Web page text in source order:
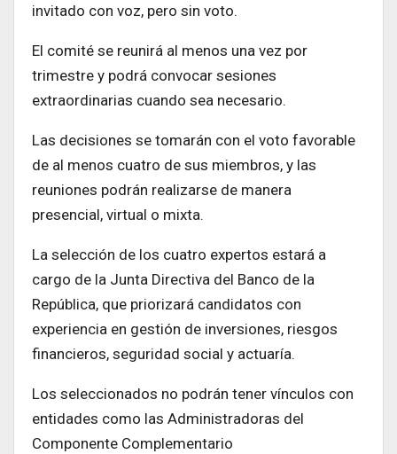
invitado con voz, pero sin voto.
El comité se reunirá al menos una vez por
trimestre y podrá convocar sesiones
extraordinarias cuando sea necesario.
Las decisiones se tomarán con el voto favorable
de al menos cuatro de sus miembros, y las
reuniones podrán realizarse de manera
presencial, virtual o mixta.
La selección de los cuatro expertos estará a
cargo de la Junta Directiva del Banco de la
República, que priorizará candidatos con
experiencia en gestión de inversiones, riesgos
financieros, seguridad social y actuaría.
Los seleccionados no podrán tener vínculos con
entidades como las Administradoras del
Componente Complementario